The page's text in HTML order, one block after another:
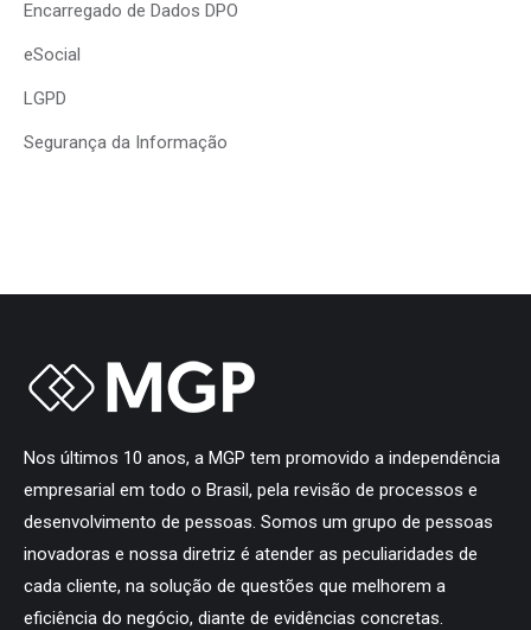
Encarregado de Dados DPO
eSocial
LGPD
Segurança da Informação
Nos últimos 10 anos, a MGP tem promovido a independência
empresarial em todo o Brasil, pela revisão de processos e
desenvolvimento de pessoas. Somos um grupo de pessoas
inovadoras e nossa diretriz é atender as peculiaridades de
cada cliente, na solução de questões que melhorem a
eficiência do negócio, diante de evidências concretas.